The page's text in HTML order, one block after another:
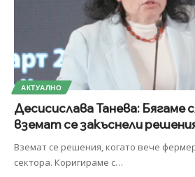
АКТУАЛНО
Десисислава Танева: Бягаме
вземат се закъснели
Вземат се решения, когато вече
сектора. Коригираме с…